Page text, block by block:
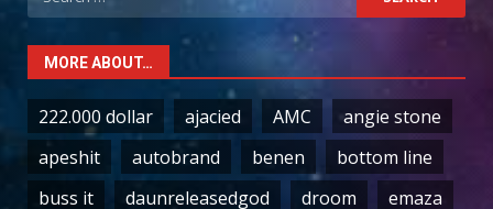
for:
MORE ABOUT…
222.000 dollar ajacied AMC
angie stone
apeshit
autobrand benen
bottom line
buss it
daunreleasedgod droom
emaza